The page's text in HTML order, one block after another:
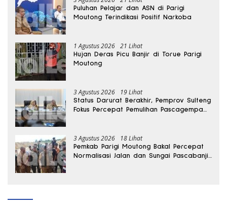
Puluhan Pelajar dan ASN di Parigi
Moutong Terindikasi Positif Narkoba
1 Agustus 2026 21 Lihat
Hujan Deras Picu Banjir di Torue Parigi
Moutong
3 Agustus 2026 19 Lihat
Status Darurat Berakhir, Pemprov Sulteng
Fokus Percepat Pemulihan Pascagempa
3 Agustus 2026 18 Lihat
Pemkab Parigi Moutong Bakal Percepat
Normalisasi Jalan dan Sungai Pascabanjir